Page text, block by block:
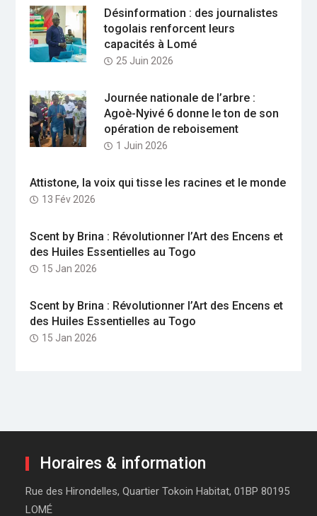
Désinformation : des journalistes
togolais renforcent leurs
capacités à Lomé
25 Juin 2026
Journée nationale de l’arbre :
Agoè-Nyivé 6 donne le ton de son
opération de reboisement
1 Juin 2026
Attistone, la voix qui tisse les racines et le monde
13 Fév 2026
Scent by Brina : Révolutionner l’Art des Encens et
des Huiles Essentielles au Togo
15 Jan 2026
Scent by Brina : Révolutionner l’Art des Encens et
des Huiles Essentielles au Togo
15 Jan 2026
Horaires & information
Rue des Hirondelles, Quartier Tokoin Habitat, 01BP 80195
LOMÉ